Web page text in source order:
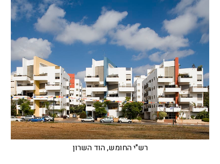
רש"י החומש, הוד השרון